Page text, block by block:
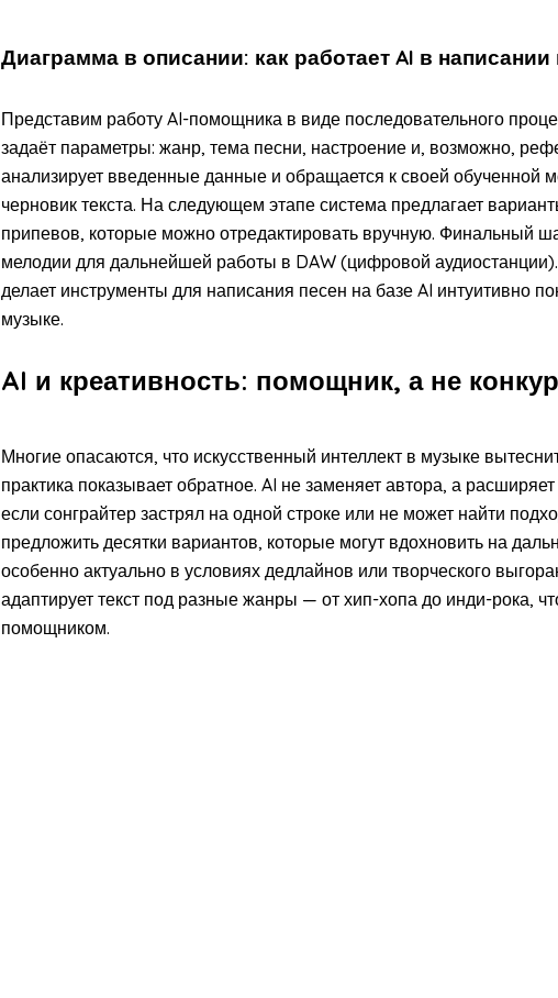
Диаграмма в описании: как работает AI в написании
Представим работу AI-помощника в виде последовательного
задаёт параметры: жанр, тема песни, настроение и, возможно,
анализирует введенные данные и обращается к своей обученной
черновик текста. На следующем этапе система предлагает
припевов, которые можно отредактировать вручную. Финальный
мелодии для дальнейшей работы в DAW (цифровой
делает инструменты для написания песен на базе AI интуитивно
музыке.
AI и креативность: помощник, а не
Многие опасаются, что искусственный интеллект в музыке
практика показывает обратное. AI не заменяет автора, а
если сонграйтер застрял на одной строке или не может найти
предложить десятки вариантов, которые могут вдохновить на
особенно актуально в условиях дедлайнов или творческого
адаптирует текст под разные жанры — от хип-хопа до инди-рока,
помощником.